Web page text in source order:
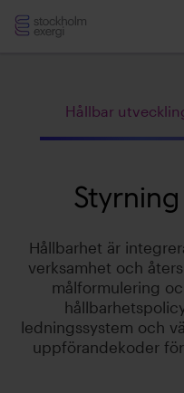
Stockholm
Hållbar
Hållbarhet är
verksamhet och
målformulering
ledningssystem och
uppförandekoder